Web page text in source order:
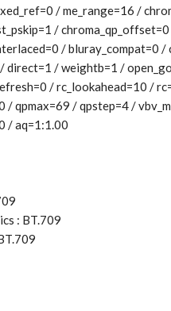
/ me_range=16 /
/
/ bluray_compat=0
/ direct=1 / weightb=1 /
/ rc_lookahead=10 /
/ qpmax=69 / qpstep=4 /
/ aq=1:1.00
: BT.709